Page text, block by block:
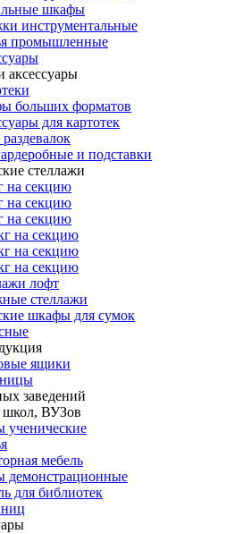
шкафы
инструментальные
промышленные
аксессуары
больших форматов
для картотек
и подставки
стеллажи
на секцию
на секцию
на секцию
на секцию
на секцию
на секцию
лофт
стеллажи
шкафы для сумок
ящики
заведений
школ, ВУЗов
ученические
мебель
демонстрационные
для библиотек